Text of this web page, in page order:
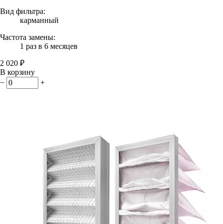
Вид фильтра:
карманный
Частота замены:
1 раз в 6 месяцев
2 020 ₽
В корзину
−
+